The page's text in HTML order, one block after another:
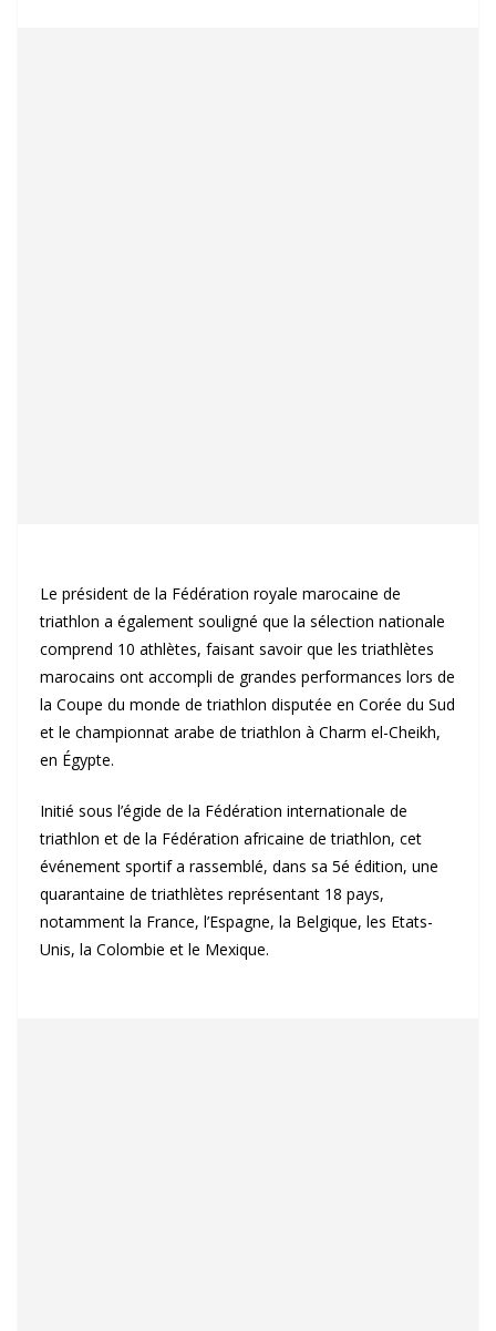
Le président de la Fédération royale marocaine de
triathlon a également souligné que la sélection nationale
comprend 10 athlètes, faisant savoir que les triathlètes
marocains ont accompli de grandes performances lors de
la Coupe du monde de triathlon disputée en Corée du Sud
et le championnat arabe de triathlon à Charm el-Cheikh,
en Égypte.
Initié sous l’égide de la Fédération internationale de
triathlon et de la Fédération africaine de triathlon, cet
événement sportif a rassemblé, dans sa 5é édition, une
quarantaine de triathlètes représentant 18 pays,
notamment la France, l’Espagne, la Belgique, les Etats-
Unis, la Colombie et le Mexique.